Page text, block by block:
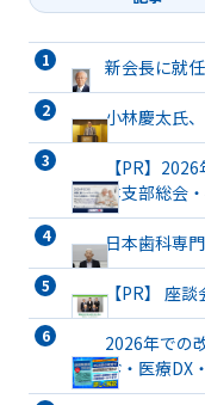
新会長に就
小林慶太氏
【PR】
本支部総会
日本歯科専
【PR】 座談
2026年での
診・医療DX